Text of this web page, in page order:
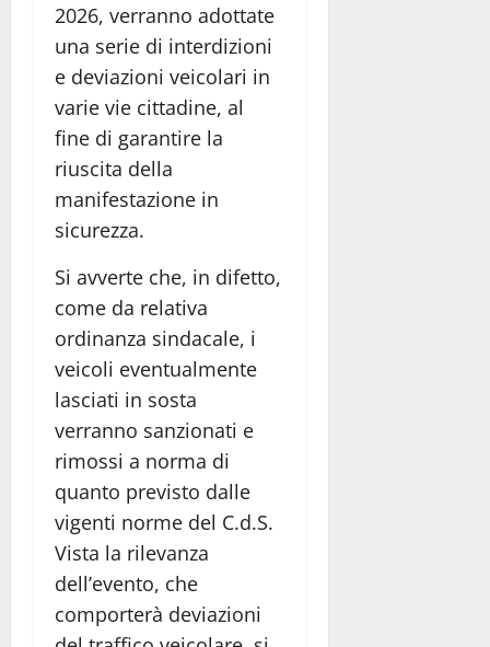
2026, verranno adottate
una serie di interdizioni
e deviazioni veicolari in
varie vie cittadine, al
fine di garantire la
riuscita della
manifestazione in
sicurezza.
Si avverte che, in difetto,
come da relativa
ordinanza sindacale, i
veicoli eventualmente
lasciati in sosta
verranno sanzionati e
rimossi a norma di
quanto previsto dalle
vigenti norme del C.d.S.
Vista la rilevanza
dell’evento, che
comporterà deviazioni